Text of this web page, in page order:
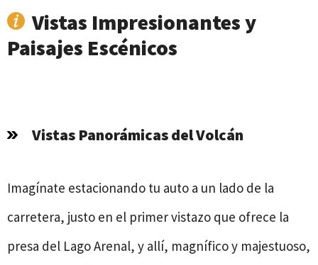
Vistas Impresionantes y
Paisajes Escénicos
Vistas Panorámicas del Volcán
Imagínate estacionando tu auto a un lado de la
carretera, justo en el primer vistazo que ofrece la
presa del Lago Arenal, y allí, magnífico y majestuoso,